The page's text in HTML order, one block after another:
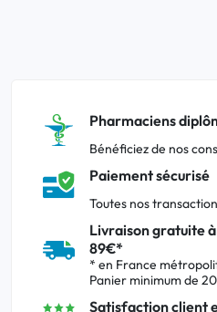
Pharmaciens
Bénéficiez de nos
Paiement sécurisé
Toutes nos
Livraison gratuite
89€*
* en France
Panier minimum de
Satisfaction client